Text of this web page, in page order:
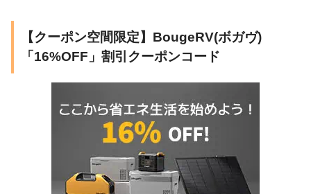
【クーポン空間限定】BougeRV(ボガヴ)
「16%OFF」割引クーポンコード